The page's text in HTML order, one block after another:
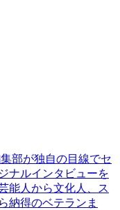
部が独自の目線でセ
ナルインタビューを
能人から文化人、ス
納得のベテランま